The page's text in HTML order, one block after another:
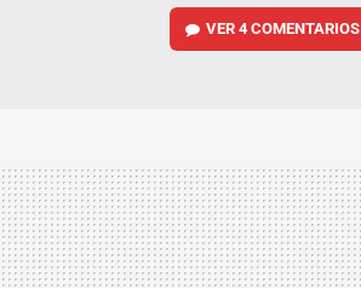
VER4 COMENTARIOS